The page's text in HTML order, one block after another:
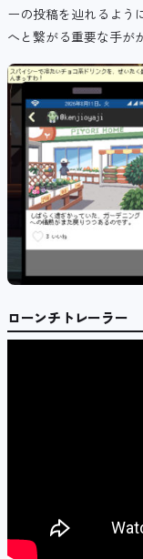
ーの投稿を辿れるよう
へと繋がる重要な手が
ローンチトレーラー